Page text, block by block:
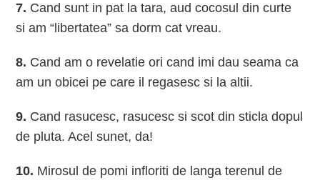
7. Cand sunt in pat la tara, aud cocosul din curte
si am “libertatea” sa dorm cat vreau.
8. Cand am o revelatie ori cand imi dau seama ca
am un obicei pe care il regasesc si la altii.
9. Cand rasucesc, rasucesc si scot din sticla dopul
de pluta. Acel sunet, da!
10. Mirosul de pomi infloriti de langa terenul de